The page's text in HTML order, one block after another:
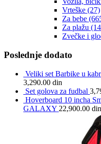
Vrteške (27)
Za bebe
Za plažu
Zvečke i
Poslednje dodato
Veliki set Barbike u
3,290.00 din
Set golova za fudbal
Hoverboard 10 incha
GALAXY 22,900.00 din